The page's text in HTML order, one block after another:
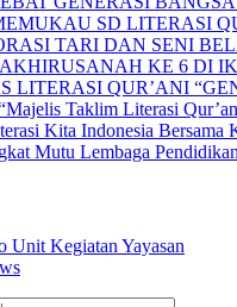
SD LITERASI
TARI DAN SENI
KE 6 DI
LITERASI QUR’ANI
Taklim Literasi
Kita Indonesia Bersama
Mutu Lembaga
Unit Kegiatan Yayasan